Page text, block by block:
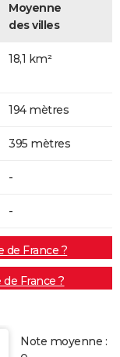
Moyenne
des villes
18,1 km²
194 mètres
395 mètres
-
-
de France ?
France ?
Note moyenne :